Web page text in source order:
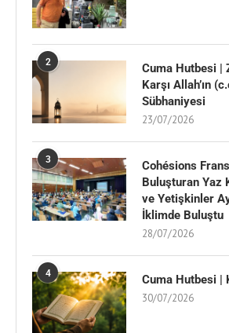
2
Cuma Hutbesi |
Karşı Allah’ın
Sübhaniyesi
23/07/2026
3
Cohésions
Buluşturan Yaz
ve Yetişkinler
İklimde Buluştu
28/07/2026
4 Cuma Hutbesi |
30/07/2026